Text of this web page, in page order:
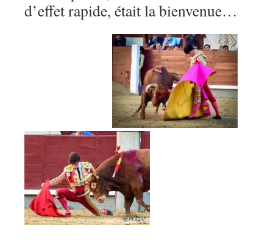
d’effet rapide, était la bienvenue…